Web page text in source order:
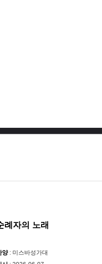
례자의 노래
양: 미스바성가대